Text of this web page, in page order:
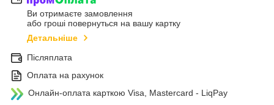
Ви отримаєте замовлення
або гроші повернуться на вашу картку
Детальніше
Післяплата
Оплата на рахунок
Онлайн-оплата карткою Visa, Mastercard - LiqPay